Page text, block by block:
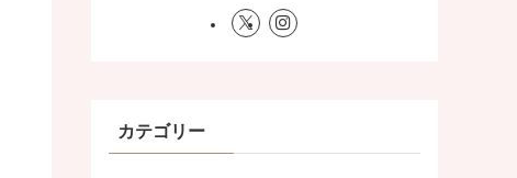
カテゴリー